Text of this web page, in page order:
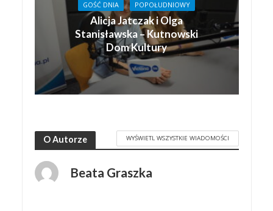
GOŚĆ DNIA POPOŁUDNIOWY
Alicja Jatczak i Olga
Stanisławska – Kutnowski
Dom Kultury
O Autorze WYŚWIETL WSZYSTKIE WIADOMOŚCI
Beata Graszka